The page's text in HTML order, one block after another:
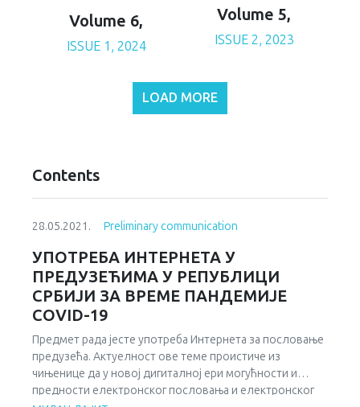
Volume 6,
ISSUE 1, 2024
Volume 5,
ISSUE 2, 2023
LOAD MORE
Contents
28.05.2021. Preliminary communication
УПОТРЕБА ИНТЕРНЕТА У
ПРЕДУЗЕЋИМА У РЕПУБЛИЦИ
СРБИЈИ ЗА ВРЕМЕ ПАНДЕМИЈЕ
COVID-19
Предмет рада јесте употреба Интернета за пословање
предузећа. Актуелност ове теме проистиче из
чињенице да у новој дигиталној ери могућности и
предности електронског пословања и електронског